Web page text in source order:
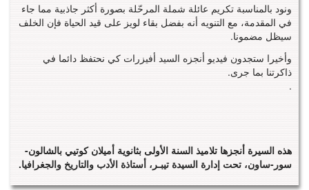
ونود بالمناسبة تكريم عائلة شملة المرحّلة بصورة أكثر جاذبية مما جاء
في المقدمة، مع التنويه أنه بفضل بقاء لويز على قيد الحياة فإن الخلف
سيظل مضمونا.
وأخيرا ستجدون فيديو أنجزه السيد أفيزرات كي نحتفظ دائما في
ذاكرتنا بما جرى.
.
هذه السيرة أنجزها تلاميذ السنة الأولى بثانوية أميلان كوتيي بالشالون-
سور-ساون، تحت إدارة السيدة تيبـر، أستاذة الأدب والتاريخ والجغرافيا.